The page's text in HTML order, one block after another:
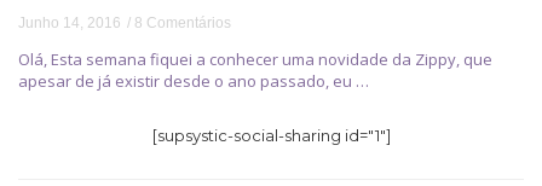
Junho 14, 2016 8 Comentários
Olá, Esta semana fiquei a conhecer uma novidade da Zippy, que
apesar de já existir desde o ano passado, eu …
[supsystic-social-sharing id="1"]